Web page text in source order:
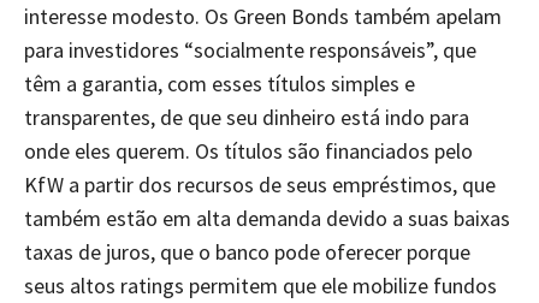
interesse modesto. Os Green Bonds também apelam
para investidores “socialmente responsáveis”, que
têm a garantia, com esses títulos simples e
transparentes, de que seu dinheiro está indo para
onde eles querem. Os títulos são financiados pelo
KfW a partir dos recursos de seus empréstimos, que
também estão em alta demanda devido a suas baixas
taxas de juros, que o banco pode oferecer porque
seus altos ratings permitem que ele mobilize fundos